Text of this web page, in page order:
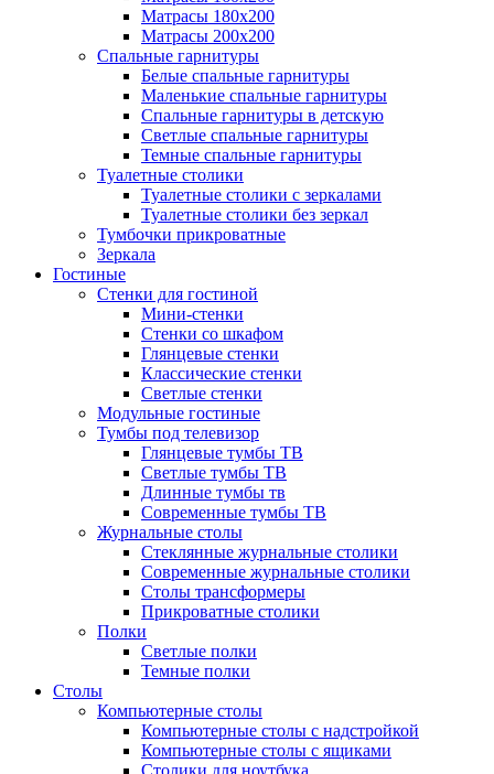
Матрасы 180х200
Матрасы 200х200
Спальные гарнитуры
Белые спальные гарнитуры
Маленькие спальные гарнитуры
Спальные гарнитуры в детскую
Светлые спальные гарнитуры
Темные спальные гарнитуры
Туалетные столики
Туалетные столики с зеркалами
Туалетные столики без зеркал
Тумбочки прикроватные
Зеркала
Гостиные
Стенки для гостиной
Мини-стенки
Стенки со шкафом
Глянцевые стенки
Классические стенки
Светлые стенки
Модульные гостиные
Тумбы под телевизор
Глянцевые тумбы ТВ
Светлые тумбы ТВ
Длинные тумбы тв
Современные тумбы ТВ
Журнальные столы
Стеклянные журнальные столики
Современные журнальные столики
Столы трансформеры
Прикроватные столики
Полки
Светлые полки
Темные полки
Столы
Компьютерные столы
Компьютерные столы с надстройкой
Компьютерные столы с ящиками
Столики для ноутбука